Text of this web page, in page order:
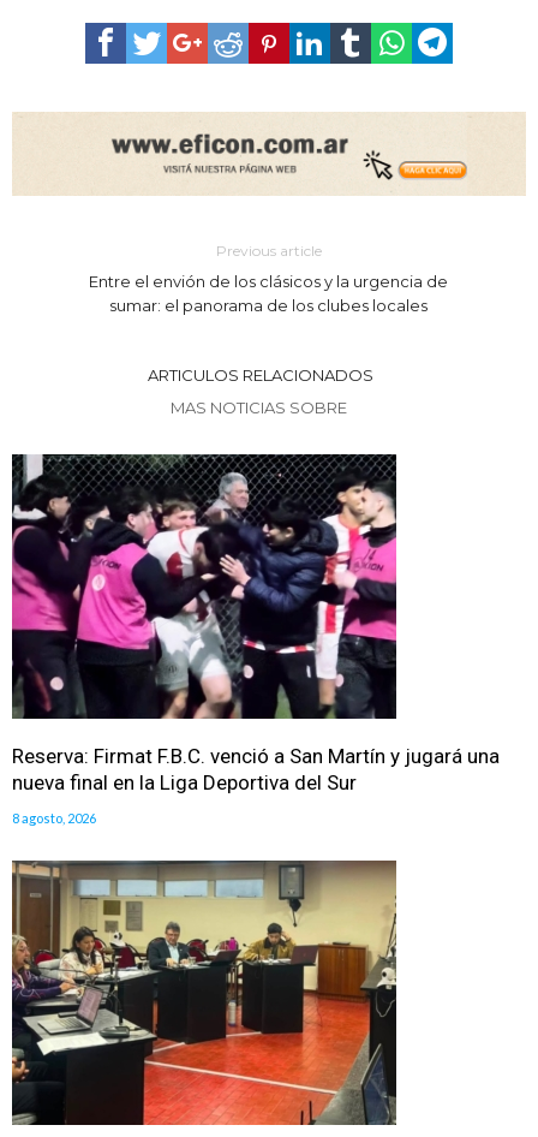
Previous article
Entre el envión de los clásicos y la urgencia de
sumar: el panorama de los clubes locales
ARTICULOS RELACIONADOS
MAS NOTICIAS SOBRE
Reserva: Firmat F.B.C. venció a San Martín y jugará una
nueva final en la Liga Deportiva del Sur
8 agosto, 2026